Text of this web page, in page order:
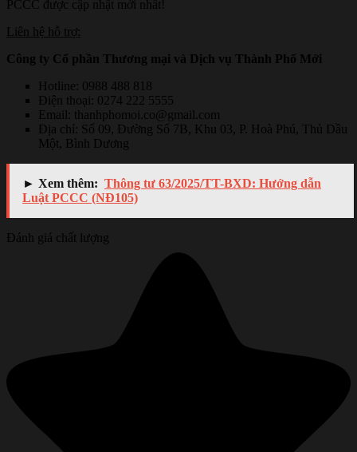
PCCC được cập nhật mới nhất!
Liên hệ hỗ trợ:
Công ty Cổ phần Thương mại và Dịch vụ Thành Phố Mới
Hotline: 0988 488 818
Điện thoại: 0274 222 5555
Email: thanhphomoi.co@gmail.com
Địa chỉ: Số 09, Đường Số 7B, Khu 03, P. Hoà Phú, Thủ Dầu
Một, Bình Dương
► Xem thêm: Thông tư 63/2025/TT-BXD: Hướng dẫn
Luật PCCC (NĐ105)
Đánh giá chất lượng